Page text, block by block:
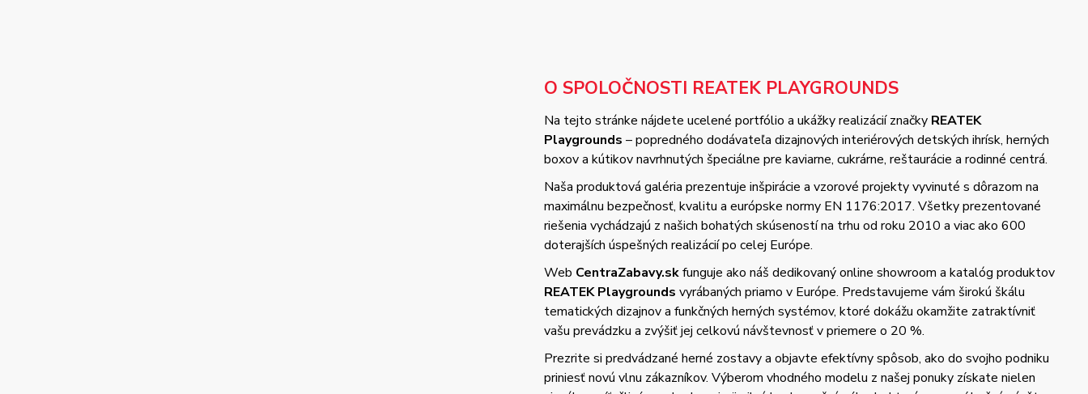
O SPOLOČNOSTI REATEK PLAYGROUNDS
Na tejto stránke nájdete ucelené portfólio a ukážky realizácií značky REATEK
Playgrounds – popredného dodávateľa dizajnových interiérových detských ihrísk, herných
boxov a kútikov navrhnutých špeciálne pre kaviarne, cukrárne, reštaurácie a rodinné centrá.
Naša produktová galéria prezentuje inšpirácie a vzorové projekty vyvinuté s dôrazom na
maximálnu bezpečnosť, kvalitu a európske normy EN 1176:2017. Všetky prezentované
riešenia vychádzajú z našich bohatých skúseností na trhu od roku 2010 a viac ako 600
doterajších úspešných realizácií po celej Európe.
Web CentraZabavy.skfunguje ako náš dedikovaný online showroom a katalóg produktov
REATEK Playgrounds vyrábaných priamo v Európe. Predstavujeme vám širokú škálu
tematických dizajnov a funkčných herných systémov, ktoré dokážu okamžite zatraktívniť
vašu prevádzku a zvýšiť jej celkovú návštevnosť v priemere o 20 %.
Prezrite si predvádzané herné zostavy a objavte efektívny spôsob, ako do svojho podniku
priniesť novú vlnu zákazníkov. Výberom vhodného modelu z našej ponuky získate nielen